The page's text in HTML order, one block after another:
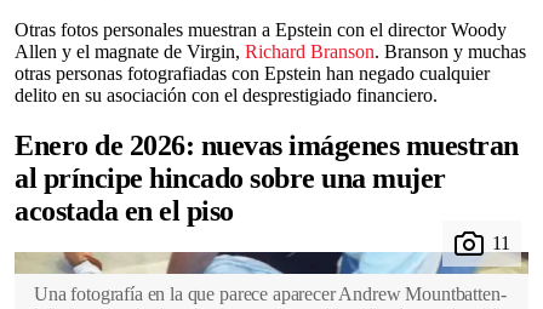
Otras fotos personales muestran a Epstein con el director Woody
Allen y el magnate de Virgin, Richard Branson. Branson y muchas
otras personas fotografiadas con Epstein han negado cualquier
delito en su asociación con el desprestigiado financiero.
Enero de 2026: nuevas imágenes muestran
al príncipe hincado sobre una mujer
acostada en el piso
Una fotografía en la que parece aparecer Andrew Mountbatten-